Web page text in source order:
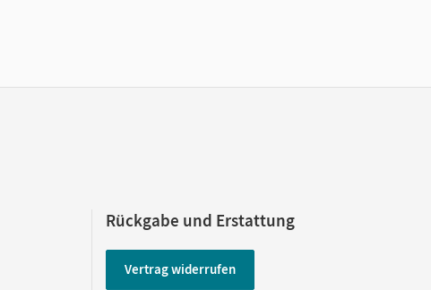
Rückgabe und Erstattung
Vertrag widerrufen